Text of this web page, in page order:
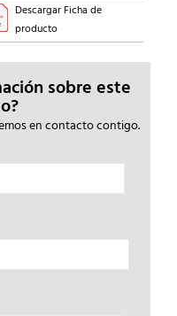
Descargar Ficha de
producto
sobre este
en contacto contigo.